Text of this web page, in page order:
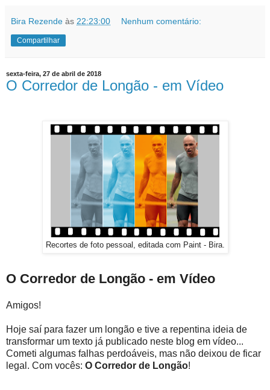
Bira Rezende às 22:23:00 Nenhum comentário:
Compartilhar
sexta-feira, 27 de abril de 2018
O Corredor de Longão - em Vídeo
Recortes de foto pessoal, editada com Paint - Bira.
O Corredor de Longão - em Vídeo
Amigos!
Hoje saí para fazer um longão e tive a repentina ideia de
transformar um texto já publicado neste blog em vídeo...
Cometi algumas falhas perdoáveis, mas não deixou de ficar
legal. Com vocês: O Corredor de Longão!